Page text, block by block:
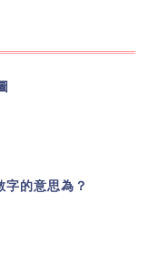
的意思為？